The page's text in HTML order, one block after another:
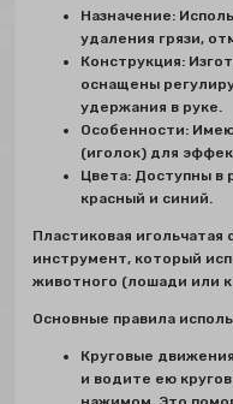
Назначение:
удаления грязи,
Конструкция:
оснащены
удержания в руке.
Особенности:
(иголок) для
Цвета: Доступны в
красный и синий.
Пластиковая игольчатая
инструмент, который
животного (лошади или
Основные правила
Круговые
и водите ею